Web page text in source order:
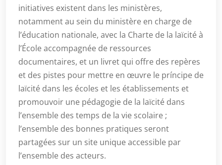
initiatives existent dans les ministères,
notamment au sein du ministère en charge de
l’éducation nationale, avec la Charte de la laïcité à
l’École accompagnée de ressources
documentaires, et un livret qui offre des repères
et des pistes pour mettre en œuvre le príncipe de
laïcité dans les écoles et les établissements et
promouvoir une pédagogie de la laïcité dans
l’ensemble des temps de la vie scolaire ;
l’ensemble des bonnes pratiques seront
partagées sur un site unique accessible par
l’ensemble des acteurs.